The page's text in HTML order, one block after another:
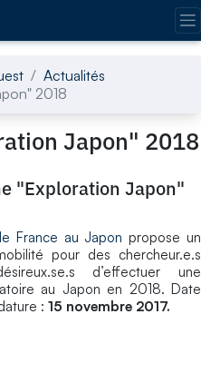
Actualités
2018
Japon" 2018
"Exploration Japon"
France au Japon propose un
pour des chercheur.e.s
d’effectuer une
au Japon en 2018. Date
: 15 novembre 2017.